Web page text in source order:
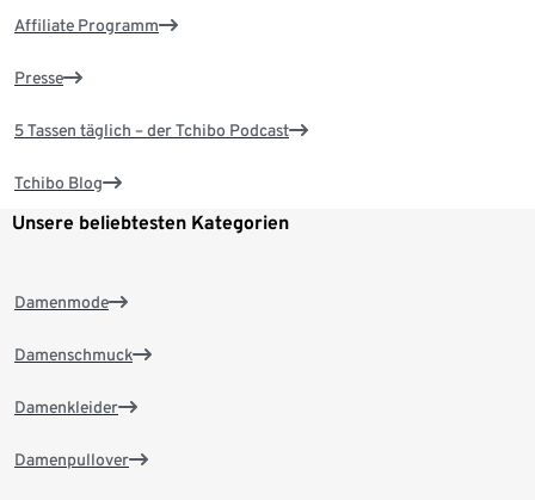
Affiliate Programm
Presse
5 Tassen täglich – der Tchibo Podcast
Tchibo Blog
Unsere beliebtesten Kategorien
Damenmode
Damenschmuck
Damenkleider
Damenpullover